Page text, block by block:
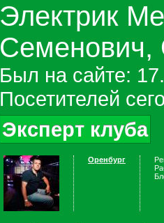
Электрик
Семенович,
Был на сайте:
Посетителей
Эксперт клуба
Оренбург